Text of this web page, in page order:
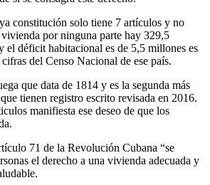
constitución solo tiene 7 artículos y no
por ninguna parte hay 329,5
el déficit habitacional es de 5,5 millones es
del Censo Nacional de ese país.
que data de 1814 y es la segunda más
tienen registro escrito revisada en 2016.
manifiesta ese deseo de que los
71 de la Revolución Cubana “se
el derecho a una vivienda adecuada y